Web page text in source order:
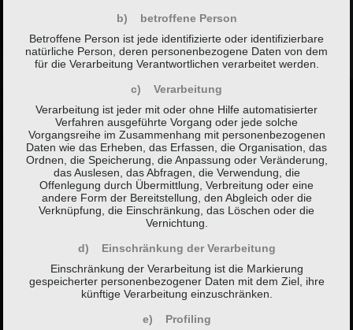
b) betroffene Person
Betroffene Person ist jede identifizierte oder identifizierbare
natürliche Person, deren personenbezogene Daten von dem
für die Verarbeitung Verantwortlichen verarbeitet werden.
c) Verarbeitung
Verarbeitung ist jeder mit oder ohne Hilfe automatisierter
Verfahren ausgeführte Vorgang oder jede solche
Vorgangsreihe im Zusammenhang mit personenbezogenen
Daten wie das Erheben, das Erfassen, die Organisation, das
Ordnen, die Speicherung, die Anpassung oder Veränderung,
das Auslesen, das Abfragen, die Verwendung, die
Offenlegung durch Übermittlung, Verbreitung oder eine
andere Form der Bereitstellung, den Abgleich oder die
Verknüpfung, die Einschränkung, das Löschen oder die
Vernichtung.
d) Einschränkung der Verarbeitung
Einschränkung der Verarbeitung ist die Markierung
gespeicherter personenbezogener Daten mit dem Ziel, ihre
künftige Verarbeitung einzuschränken.
e) Profiling